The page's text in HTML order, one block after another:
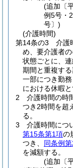
(追加〔
例5号・
号〕)
(介護時間)
第14条の3
介護
め、要介護者
状態ごとに、
期間と重複す
一部につき勤
における休暇と
2
介護時間の時
つき2時間を超
る。
3
介護時間につ
第15条第1項の
つき、 同条例
を減額する。
(追加〔